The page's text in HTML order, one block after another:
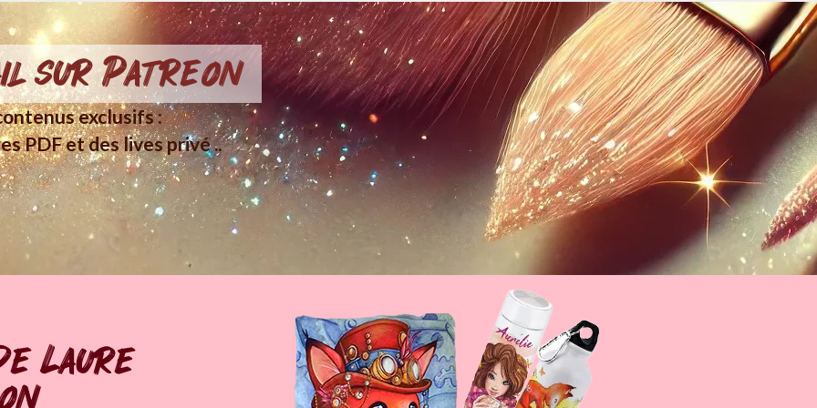
sur Patreon
exclusifs :
PDF et des lives privé ..
Laure